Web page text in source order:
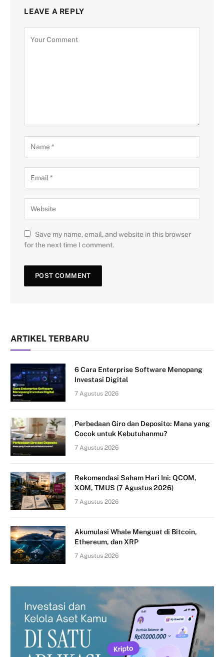
LEAVE A REPLY
Save my name, email, and website in this browser
for the next time I comment.
ARTIKEL TERBARU
6 Cara Enterprise Software Menopang
Investasi Digital
7 Agustus 2026
Perbedaan Giro dan Deposito: Mana yang
Cocok untuk Kebutuhanmu?
7 Agustus 2026
Rekomendasi Saham Hari Ini: QCOM,
XOM, TMUS (7 Agustus 2026)
7 Agustus 2026
Akumulasi Whale Menguat di Bitcoin,
Ethereum, dan XRP
7 Agustus 2026